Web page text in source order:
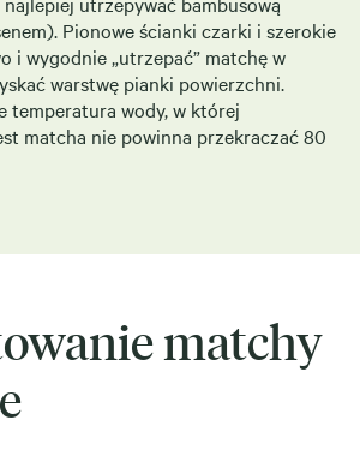
Pionowe ścianki czarki i szerokie
i wygodnie „utrzepać” matchę w
warstwę pianki powierzchni.
temperatura wody, w której
matcha nie powinna przekraczać 80
matchy